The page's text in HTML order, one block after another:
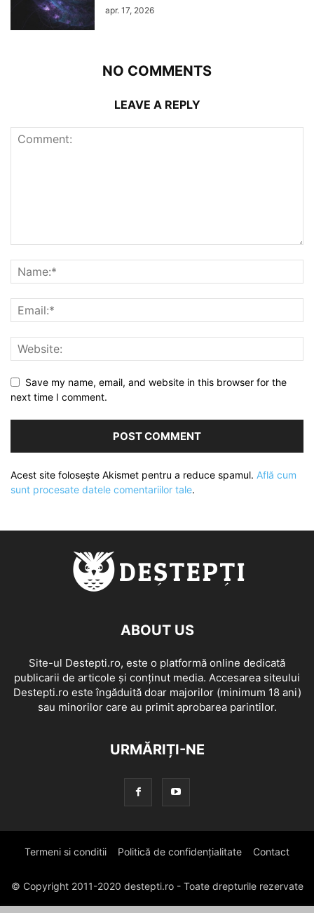
apr. 17, 2026
NO COMMENTS
LEAVE A REPLY
Save my name, email, and website in this browser for the
next time I comment.
Acest site folosește Akismet pentru a reduce spamul. Află cum
sunt procesate datele comentariilor tale.
ABOUT US
Site-ul Destepti.ro, este o platformă online dedicată
publicarii de articole și conținut media. Accesarea siteului
Destepti.ro este îngăduită doar majorilor (minimum 18 ani)
sau minorilor care au primit aprobarea parintilor.
URMĂRIȚI-NE
Termeni si conditii Politică de confidențialitate Contact
© Copyright 2011-2020 destepti.ro - Toate drepturile rezervate